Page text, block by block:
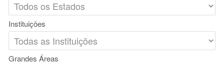
Instituições
Grandes Áreas